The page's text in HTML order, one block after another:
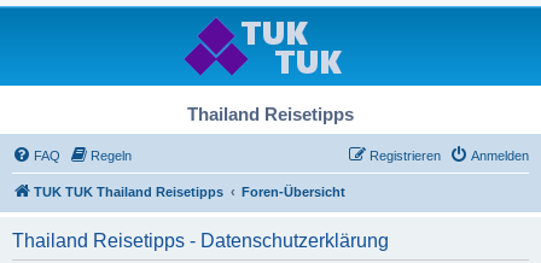
Thailand Reisetipps
FAQ Regeln Anmelden
Registrieren
TUK TUK Thailand Reisetipps Foren-Übersicht
Thailand Reisetipps - Datenschutzerklärung